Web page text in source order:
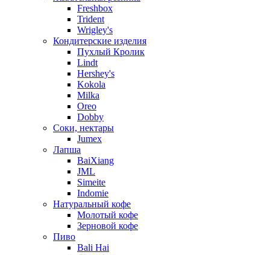
Freshbox
Trident
Wrigley's
Кондитерские изделия
Пухлый Кролик
Lindt
Hershey's
Kokola
Milka
Oreo
Dobby
Соки, нектары
Jumex
Лапша
BaiXiang
JML
Simeite
Indomie
Натуральный кофе
Молотый кофе
Зерновой кофе
Пиво
Bali Hai